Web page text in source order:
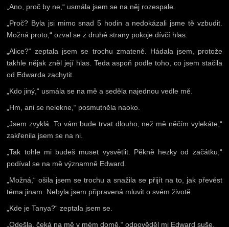
„Ano, proč by ne,“ usmála jsem se na něj rozespale.
„Proč? Byla jsi mimo snad 5 hodin a nedokázali jsme tě vzbudit.
Možná proto,“ ozval se z druhé strany pokoje dívčí hlas.
„Alice?“ zeptala jsem se trochu zmateně. Hádala jsem, protože
takhle nějak zněl její hlas. Teda aspoň podle toho, co jsem stačila
od Edwarda zachytit.
„Kdo jiný,“ usmála se na mě a seděla najednou vedle mě.
„Hm, ani se nelekne,“ posmutněla naoko.
„Jsem zvyklá. To vám bude trvat dlouho, než mě něčím vylekáte,“
zakřenila jsem se na ni.
„Tak tohle mi budeš muset vysvětlit. Pěkně hezky od začátku,“
podíval se na mě významně Edward.
„Možná,“ ošila jsem se trochu a snažila se přijít na to, jak převést
téma jinam. Nebyla jsem připravená mluvit o svém životě.
„Kde je Tanya?“ zeptala jsem se.
„Odešla, čeká na mě v mém domě,“ odpověděl mi Edward suše.